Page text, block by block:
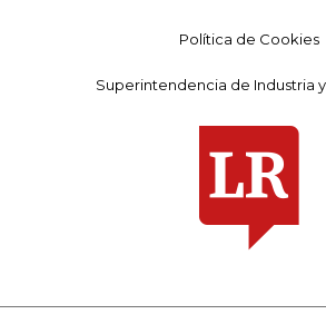
Política de Cookies
Superintendencia de Industria